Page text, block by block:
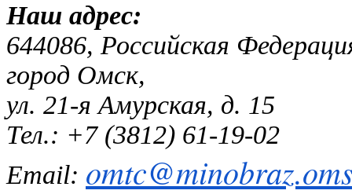
Наш
644086, Российская
город Омск,
ул. 21-я Амурская, д. 15
Тел.: +7 (3812) 61-19-02
Email: